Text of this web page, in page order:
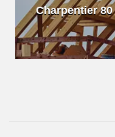
Charpentier 80